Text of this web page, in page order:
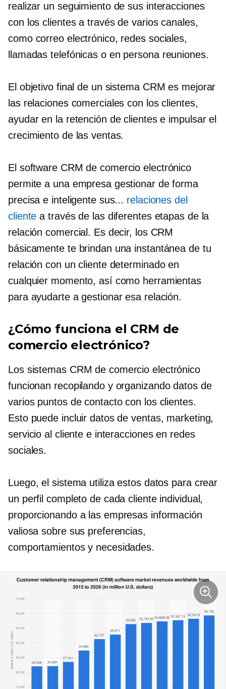
realizar un seguimiento de sus interacciones
con los clientes a través de varios canales,
como correo electrónico, redes sociales,
llamadas telefónicas o en personareuniones.
El objetivo final de un sistema CRM es mejorar
las relaciones comerciales con los clientes,
ayudar en la retención de clientes e impulsar el
crecimiento de las ventas.
El software CRM de comercio electrónico
permite a una empresa gestionar de forma
precisa e inteligente sus... relaciones del
cliente a través de las diferentes etapas de la
relación comercial. Es decir, los CRM
básicamente te brindan una instantánea de tu
relación con un cliente determinado en
cualquier momento, así como herramientas
para ayudarte a gestionar esa relación.
¿Cómo funciona el CRM de
comercio electrónico?
Los sistemas CRM de comercio electrónico
funcionan recopilando y organizando datos de
varios puntos de contacto con los clientes.
Esto puede incluir datos de ventas, marketing,
servicio al cliente e interacciones en redes
sociales.
Luego, el sistema utiliza estos datos para crear
un perfil completo de cada cliente individual,
proporcionando a las empresas información
valiosa sobre sus preferencias,
comportamientos y necesidades.